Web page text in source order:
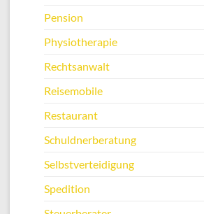
Pension
Physiotherapie
Rechtsanwalt
Reisemobile
Restaurant
Schuldnerberatung
Selbstverteidigung
Spedition